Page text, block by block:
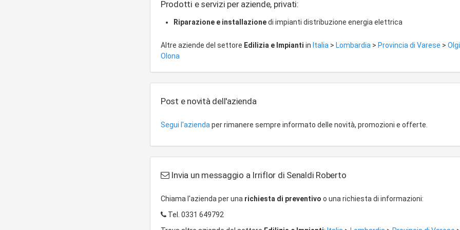
Prodotti e servizi per aziende, privati:
Riparazione e installazionedi impianti distribuzione energia elettrica
Altre aziende del settore Edilizia e Impianti in Italia > Lombardia > Provincia di Varese >
Olona
Post e novità dell'azienda
Segui l'azienda per rimanere sempre informato delle novità, promozioni e offerte.
Invia un messaggio a Irriflor di Senaldi Roberto
Chiama l'azienda per una richiesta di preventivo o una richiesta di informazioni:
Tel. 0331 649792